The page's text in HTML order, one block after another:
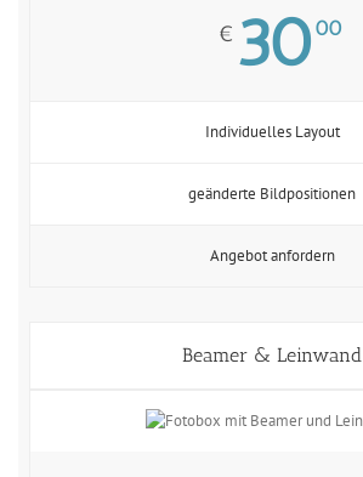
€ 30 00
Individuelles Layout
geänderte Bildpositionen
Angebot anfordern
Beamer & Leinwand